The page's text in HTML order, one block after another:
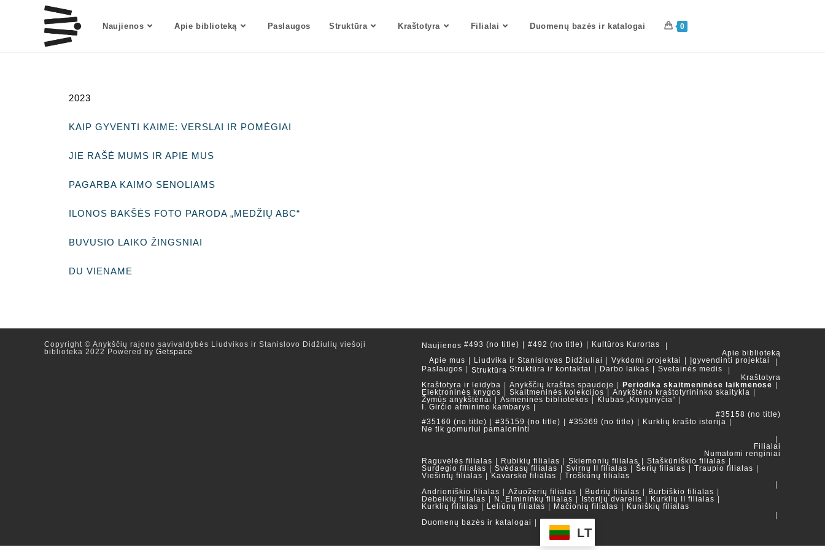
Naujienos Apie biblioteką Paslaugos Struktūra Kraštotyra Filialai Duomenų bazės ir katalogai 0
2023
KAIP GYVENTI KAIME: VERSLAI IR POMĖGIAI
JIE RAŠĖ MUMS IR APIE MUS
PAGARBA KAIMO SENOLIAMS
ILONOS BAKŠĖS FOTO PARODA „MEDŽIŲ ABC“
BUVUSIO LAIKO ŽINGSNIAI
DU VIENAME
Naujienos #493 (no title) #492 (no title)
Kultūros Kurortas
Apie biblioteką
Apie mus
Liudvika ir Stanislovas Didžiuliai Vykdomi projektai
Įgyvendinti projektai
Paslaugos
Struktūra Struktūra ir kontaktai Darbo laikas
Svetainės medis
Kraštotyra
Kraštotyra ir leidyba
Anykščių kraštas spaudoje
Periodika skaitmeninėse laikmenose
Elektroninės knygos
Skaitmeninės kolekcijos
Anykštėno kraštotyrininko skaitykla
Žymūs anykštėnai
Asmeninės bibliotekos
Klubas „Knyginyčia“
I. Girčio atminimo kambarys
#35158 (no title)
#35160 (no title)
#35159 (no title) #35369 (no title)
Kurklių krašto istorija
Ne tik gomuriui pamaloninti
Filialai
Numatomi renginiai
Raguvėlės filialas
Rubikių filialas Skiemonių filialas
Staškūniškio filialas
Surdegio filialas
Svėdasų filialas Svirnų II filialas Šerių filialas
Traupio filialas
Viešintų filialas
Kavarsko filialas
Troškūnų filialas
Andrioniškio filialas
Ažuožerių filialas Budrių filialas
Burbiškio filialas
Debeikių filialas
N. Elmininkų filialas Istorijų dvarelis
Kurklių II filialas
Kurklių filialas
Leliūnų filialas Mačionių filialas
Kuniškių filialas
Duomenų bazės ir katalogai
LT
Copyright © Anykščių rajono savivaldybės Liudvikos ir Stanislovo Didžiulių viešoji
biblioteka 2022 Powered by Getspace